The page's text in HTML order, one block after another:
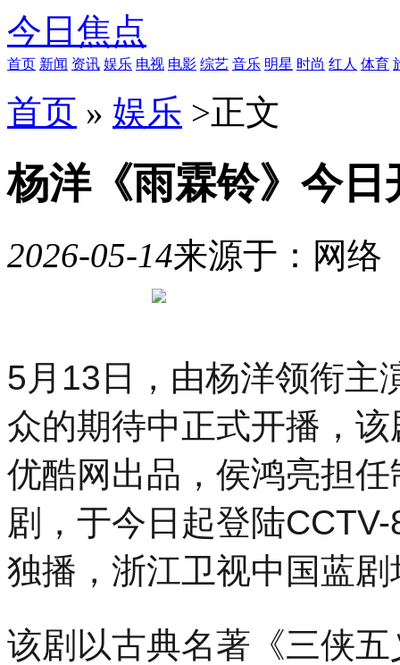
今日焦点
首页 新闻 资讯 娱乐 电视 电影 综艺 音乐 明星 时尚 红人 体育
首页 » 娱乐 >正文
杨洋《雨霖铃》今
2026-05-14来源于：网络
时
30
分，
「势
起
东
方
尚
杭
州」
暨
奖
第
5月13日，由杨洋领衔主
众的期待中正式开播，
优酷网出品，侯鸿亮担
剧，于今日起登陆
独播，浙江卫视中国蓝
该剧以古典名著《三侠五